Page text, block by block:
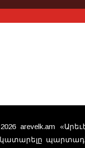
arevelk.am
կատարելը